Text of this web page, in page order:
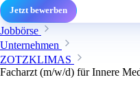
Jetzt bewerben
Jobbörse
Unternehmen
ZOTZKLIMAS
Facharzt (m/w/d) für Innere